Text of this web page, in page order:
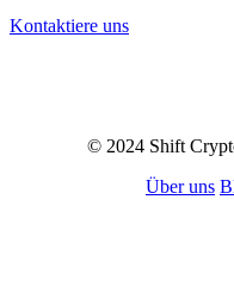
Kontaktiere uns
© 2024 Shift
Über uns